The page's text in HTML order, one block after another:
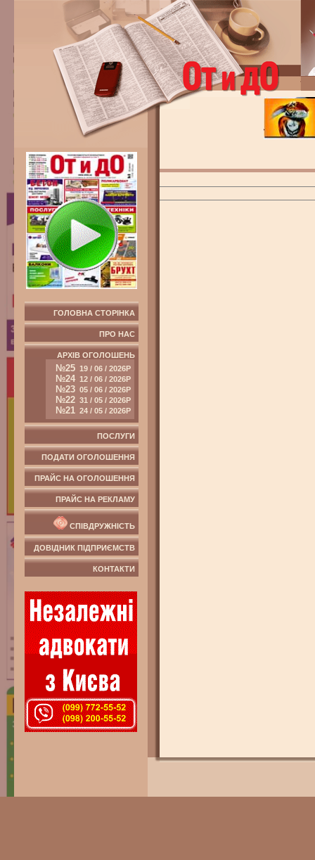
ГОЛОВНА СТОРІНКА
ПРО НАС
АРХІВ ОГОЛОШЕНЬ
№25 19 / 06 / 2026Р
№24 12 / 06 / 2026Р
№23 05 / 06 / 2026Р
№22 31 / 05 / 2026Р
№21 24 / 05 / 2026Р
ПОСЛУГИ
ПОДАТИ ОГОЛОШЕННЯ
ПРАЙС НА ОГОЛОШЕННЯ
ПРАЙС НА РЕКЛАМУ
СПІВДРУЖНІСТЬ
ДОВІДНИК ПІДПРИЄМСТВ
КОНТАКТИ